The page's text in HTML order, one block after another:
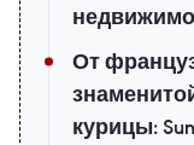
От
курицы: